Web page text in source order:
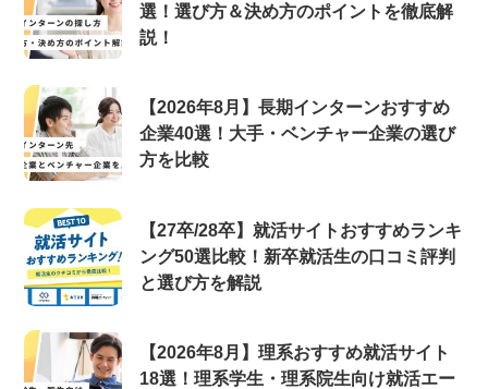
選！選び方＆決め方のポイントを徹底解
説！
【2026年8月】長期インターンおすすめ
企業40選！大手・ベンチャー企業の選び
方を比較
【27卒/28卒】就活サイトおすすめランキ
ング50選比較！新卒就活生の口コミ評判
と選び方を解説
【2026年8月】理系おすすめ就活サイト
18選！理系学生・理系院生向け就活エー